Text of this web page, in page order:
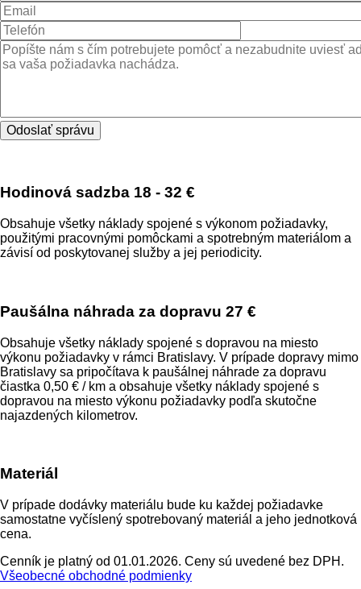
Email
Správa
Hodinová sadzba 18 - 32 €
Obsahuje všetky náklady spojené s výkonom požiadavky,
použitými pracovnými pomôckami a spotrebným materiálom a
závisí od poskytovanej služby a jej periodicity.
Paušálna náhrada za dopravu 27 €
Obsahuje všetky náklady spojené s dopravou na miesto
výkonu požiadavky v rámci Bratislavy. V prípade dopravy mimo
Bratislavy sa pripočítava k paušálnej náhrade za dopravu
čiastka 0,50 € / km a obsahuje všetky náklady spojené s
dopravou na miesto výkonu požiadavky podľa skutočne
najazdených kilometrov.
Materiál
V prípade dodávky materiálu bude ku každej požiadavke
samostatne vyčíslený spotrebovaný materiál a jeho jednotková
cena.
Cenník je platný od 01.01.2026. Ceny sú uvedené bez DPH.
Všeobecné obchodné podmienky